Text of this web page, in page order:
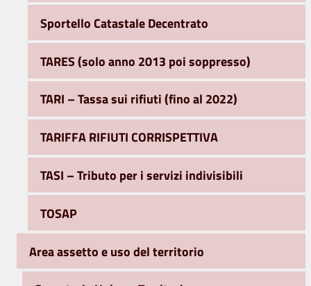
Sportello Catastale Decentrato
TARES (solo anno 2013 poi soppresso)
TARI – Tassa sui rifiuti (fino al 2022)
TARIFFA RIFIUTI CORRISPETTIVA
TASI – Tributo per i servizi indivisibili
TOSAP
Area assetto e uso del territorio